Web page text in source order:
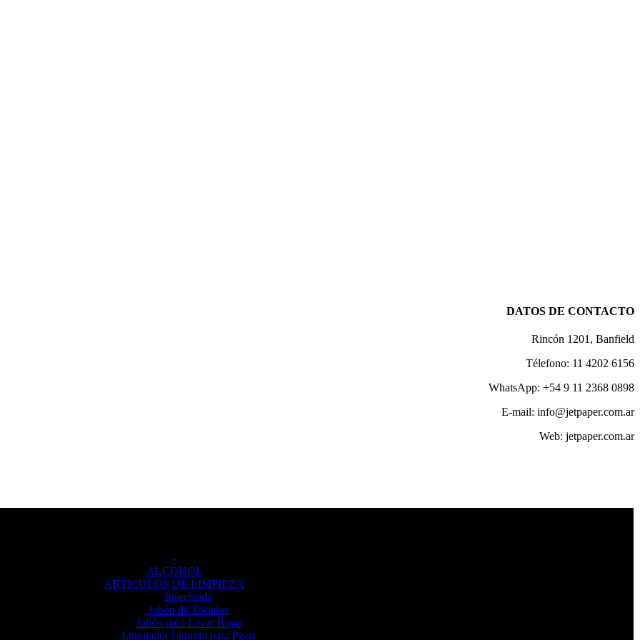
DATOS DE CONTACTO
Rincón 1201, Banfield
Télefono: 11 4202 6156
WhatsApp: +54 9 11 2368 0898
E-mail: info@jetpaper.com.ar
Web: jetpaper.com.ar
-
ALCOHOL
ARTICULOS DE LIMPIEZA
Insectisida
Jabón de Tocador
Jabón para Lavar Ropa
Limpiador Líquido para Pisos